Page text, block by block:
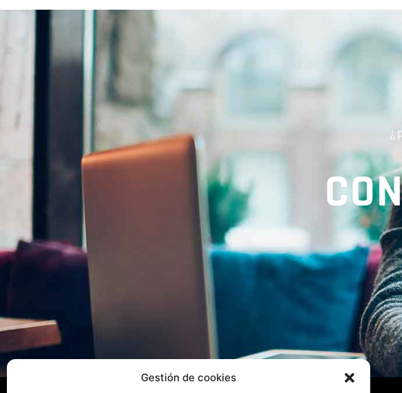
Gestión de cookies